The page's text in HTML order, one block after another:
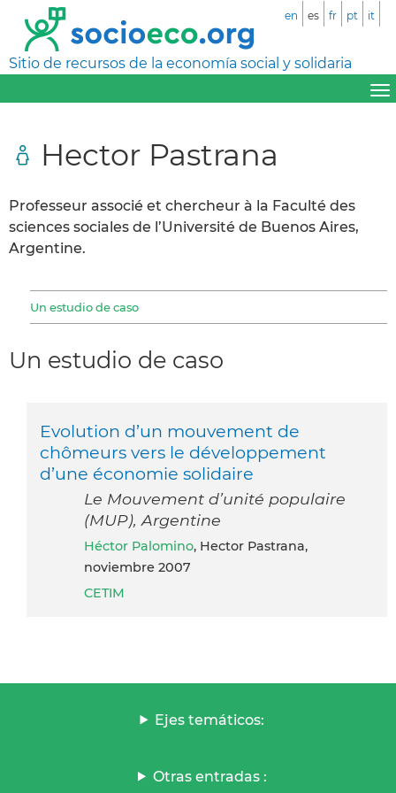
Sitio de recursos de la economía social y solidaria
en es fr pt it
Hector Pastrana
Professeur associé et chercheur à la Faculté des
sciences sociales de l’Université de Buenos Aires,
Argentine.
Un estudio de caso
Un estudio de caso
Evolution d’un mouvement de
chômeurs vers le développement
d’une économie solidaire
Le Mouvement d’unité populaire
(MUP), Argentine
Héctor Palomino, Hector Pastrana,
noviembre 2007
CETIM
Ejes temáticos:
Otras entradas :